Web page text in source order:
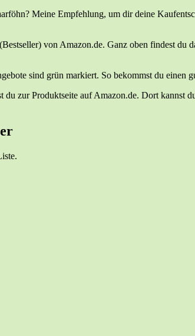
Mei­ne Emp­feh­lung, um dir dei­ne
von Amazon.de. Ganz oben fin­dest du
sind grün mar­kiert. So bekommst du einen
zur Pro­dukt­sei­te auf Amazon.de. Dort kannst